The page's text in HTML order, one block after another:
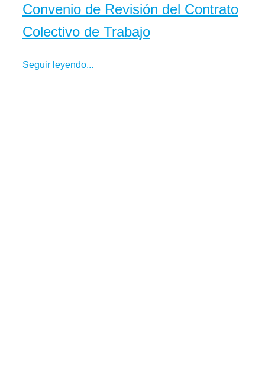
Convenio de Revisión del Contrato
Colectivo de Trabajo
Seguir leyendo...